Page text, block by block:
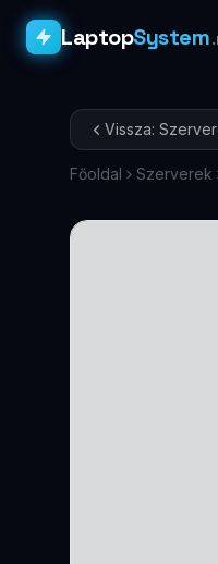
LaptopSystem
Vissza:
Főoldal Szerverek